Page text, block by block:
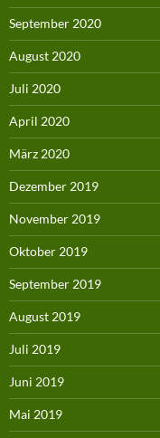
September 2020
August 2020
Juli 2020
April 2020
März 2020
Dezember 2019
November 2019
Oktober 2019
September 2019
August 2019
Juli 2019
Juni 2019
Mai 2019